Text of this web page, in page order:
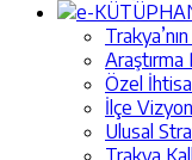
e-
Araştırma
Özel
İlçe
Ulusal
Trakya